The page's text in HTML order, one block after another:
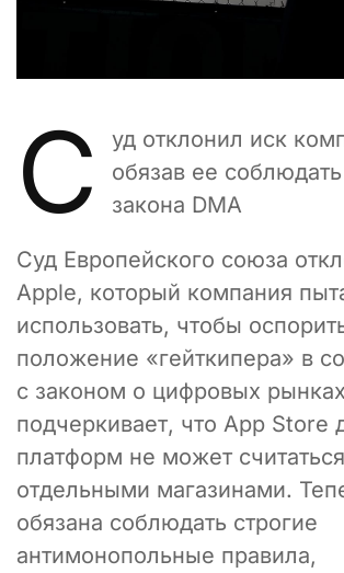
С
уд отклонил иск
обязав ее
закона DMA
Суд Европейского союза
Apple, который компания
использовать, чтобы
положение «гейткипера» в
с законом о цифровых
подчеркивает, что App Store
платформ не может считаться
отдельными магазинами.
обязана соблюдать строгие
антимонопольные правила,